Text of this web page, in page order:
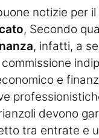
notizie per il
, Secondo
, infatti, a
e
devono
tra entrate e